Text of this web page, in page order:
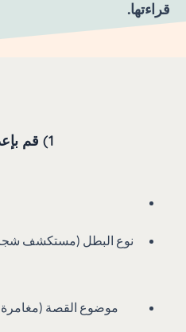
قراءتها.
1) قم بإعداد عالم قصتك (مرة واحدة)
نوع البطل (مستكشف
موضوع القصة (مغامرة،